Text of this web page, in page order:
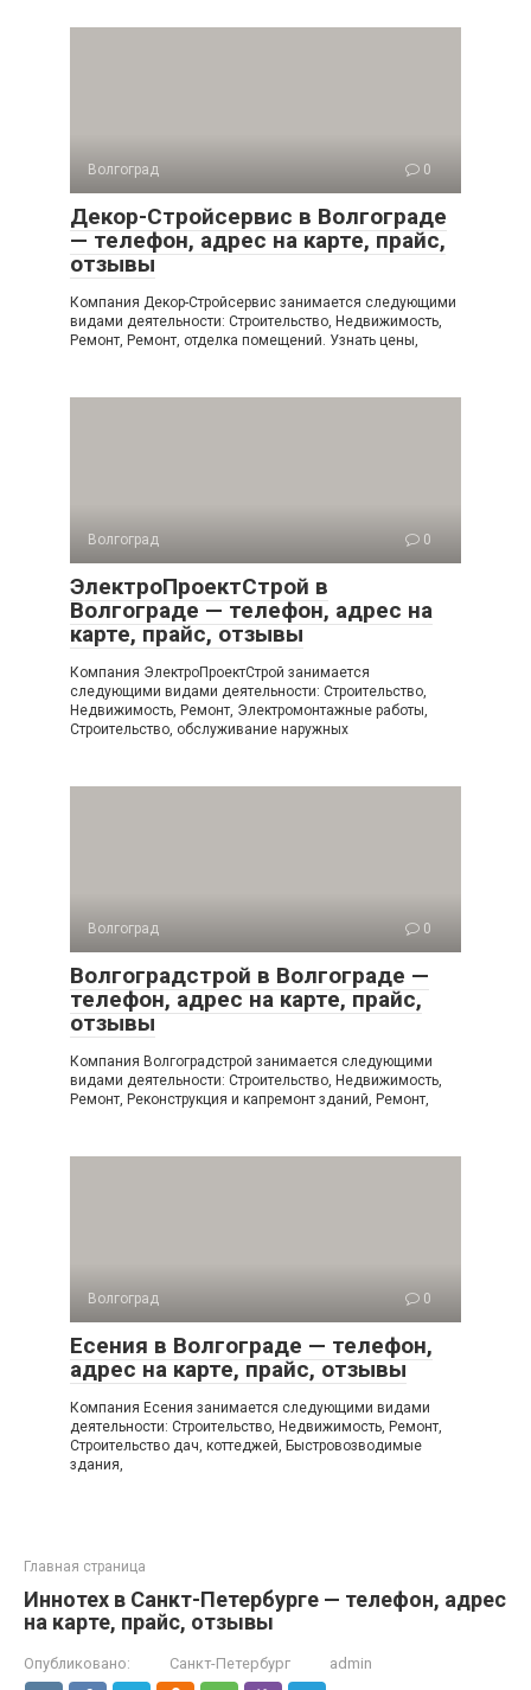
Волгоград 0
Декор-Стройсервис в Волгограде
— телефон, адрес на карте, прайс,
отзывы
Компания Декор-Стройсервис занимается следующими
видами деятельности: Строительство, Недвижимость,
Ремонт, Ремонт, отделка помещений. Узнать цены,
Волгоград 0
ЭлектроПроектСтрой в
Волгограде — телефон, адрес на
карте, прайс, отзывы
Компания ЭлектроПроектСтрой занимается
следующими видами деятельности: Строительство,
Недвижимость, Ремонт, Электромонтажные работы,
Строительство, обслуживание наружных
Волгоград 0
Волгоградстрой в Волгограде —
телефон, адрес на карте, прайс,
отзывы
Компания Волгоградстрой занимается следующими
видами деятельности: Строительство, Недвижимость,
Ремонт, Реконструкция и капремонт зданий, Ремонт,
Волгоград 0
Есения в Волгограде — телефон,
адрес на карте, прайс, отзывы
Компания Есения занимается следующими видами
деятельности: Строительство, Недвижимость, Ремонт,
Строительство дач, коттеджей, Быстровозводимые
здания,
Главная страница
Иннотех в Санкт-Петербурге — телефон, адрес
на карте, прайс, отзывы
Опубликовано: Санкт-Петербург admin